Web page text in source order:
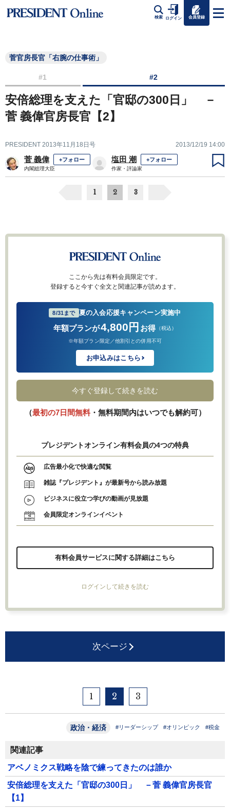
検索 ログイン 会員登録
菅官房長官「右腕の仕事術」
#1 #2
安倍総理を支えた「官邸の300日」 －
菅 義偉官房長官【2】
PRESIDENT 2013年11月18日号 2013/12/19 14:00
菅 義偉 +フォロー
内閣総理大臣
塩田 潮 +フォロー
作家・評論家
1 2 3
ここから先は有料会員限定です。
登録すると今すぐ全文と関連記事が読めます。
8/31まで 夏の入会応援キャンペーン実施中
年額プランが4,800円 お得 （税込）
※年額プラン限定／他割引との併用不可
お申込みはこちら
今すぐ登録して続きを読む
（最初の7日間無料・無料期間内はいつでも解約可）
プレジデントオンライン有料会員の4つの特典
広告最小化で快適な閲覧
雑誌『プレジデント』が最新号から読み放題
ビジネスに役立つ学びの動画が見放題
会員限定オンラインイベント
有料会員サービスに関する詳細はこちら
ログインして続きを読む
次ページ
1 2 3
政治・経済 #リーダーシップ #オリンピック #税金
関連記事
アベノミクス戦略を陰で練ってきたのは誰か
安倍総理を支えた「官邸の300日」 －菅 義偉官房長官
【1】